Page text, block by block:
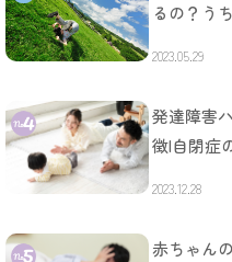
るの？う
2023.05.29
発達障害
徴|自閉症
2023.12.28
赤ちゃん